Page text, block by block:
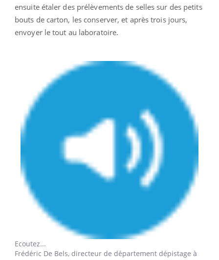
ensuite étaler des prélèvements de selles sur des petits
bouts de carton, les conserver, et après trois jours,
envoyer le tout au laboratoire.
Ecoutez...
Frédéric De Bels, directeur de département dépistage à